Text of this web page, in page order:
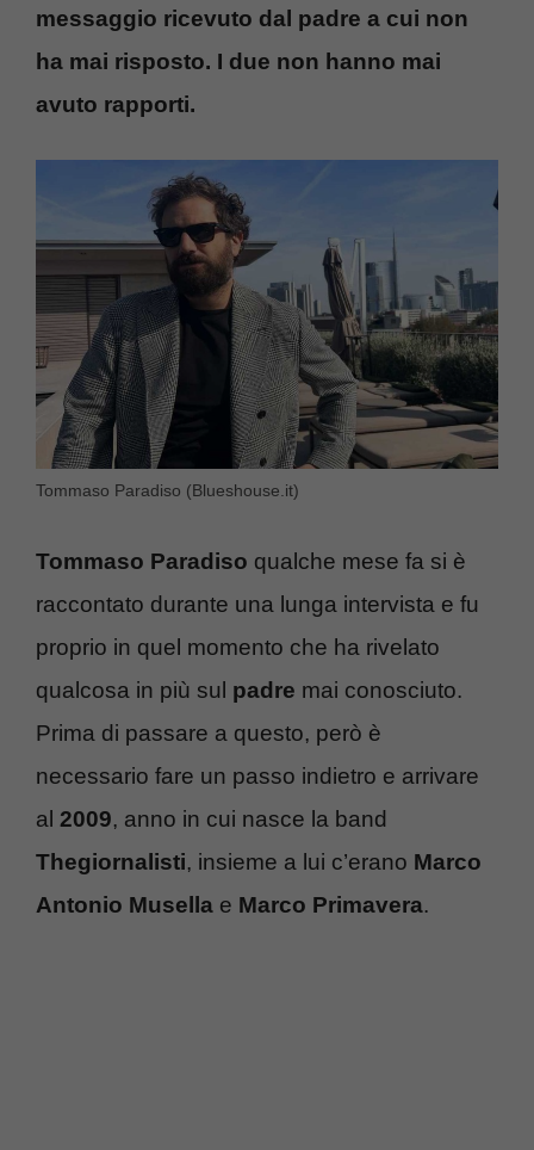
messaggio ricevuto dal padre a cui non
ha mai risposto. I due non hanno mai
avuto rapporti.
Tommaso Paradiso (Blueshouse.it)
Tommaso Paradiso qualche mese fa si è
raccontato durante una lunga intervista e fu
proprio in quel momento che ha rivelato
qualcosa in più sul padre mai conosciuto.
Prima di passare a questo, però è
necessario fare un passo indietro e arrivare
al 2009, anno in cui nasce la band
Thegiornalisti, insieme a lui c’erano Marco
Antonio Musella e Marco Primavera.